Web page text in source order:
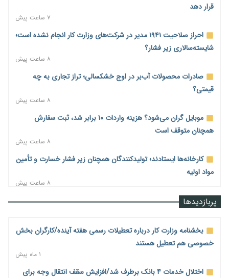
قرار دهد
۷ ساعت پیش
احراز صلاحیت ۱۹۴۱ مدیر در شرکت‌های وزارت کار انجام نشده است؛
شایسته‌سالاری زیر فشار؟
۸ ساعت پیش
صادرات محصولات آب‌بر در اوج خشکسالی؛ تراز تجاری به چه
قیمتی؟
۸ ساعت پیش
موبایل گران می‌شود؟ هزینه واردات ۱۰ برابر شد، ثبت سفارش
همچنان متوقف است
۸ ساعت پیش
کارخانه‌ها ایستادند؛ تولیدکنندگان همچنان زیر فشار خسارت و تأمین
مواد اولیه
۸ ساعت پیش
قیمت مسکن در دست سازنده‌های خرد؛ چگونه «عددسازی» بازار
۸ ساعت پیش
پربازدیدها
بخشنامه وزارت کار درباره تعطیلات رسمی هفته آینده/کارگران بخش
خصوصی هم تعطیل هستند
۱ ماه پیش
اختلال خدمات ۴ بانک برطرف شد/افزایش سقف انتقال وجه برای